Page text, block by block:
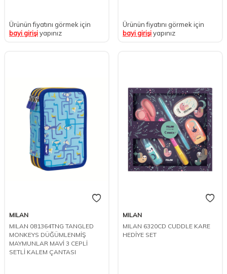
Ürünün fiyatını görmek için
bayi girişiyapınız
Ürünün fiyatını görmek için
bayi girişiyapınız
MILAN
MILAN 081364TNG TANGLED
MONKEYS DÜĞÜMLENMİŞ
MAYMUNLAR MAVİ 3 CEPLİ
SETLİ KALEM ÇANTASI
MILAN
MILAN 6320CD CUDDLE KARE
HEDİYE SET